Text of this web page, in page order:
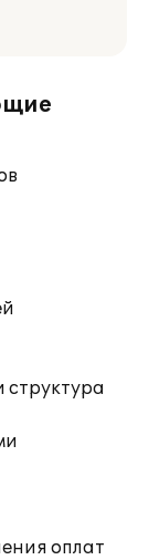
структура
оплат